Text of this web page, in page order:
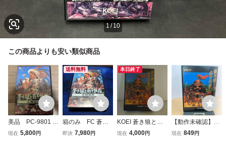
1/10
この商品よりも安い類似商品
美品 PC-9801 3.
5インチソフト 蒼
現在 5,800円
送料無料
箱のみ FC 蒼き
狼と白き牝鹿 元朝
即決 7,980円
本日終了
KOEI 蒼き狼と白
き牝鹿 ジンギスカ
現在 4,000円
【動作未確認】蒼
き狼と白き牡鹿
現在 849円